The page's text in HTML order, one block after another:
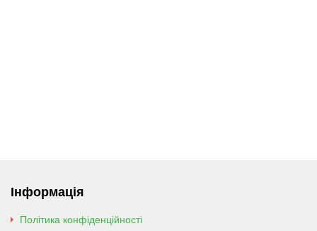
Інформація
Політика конфіденційності